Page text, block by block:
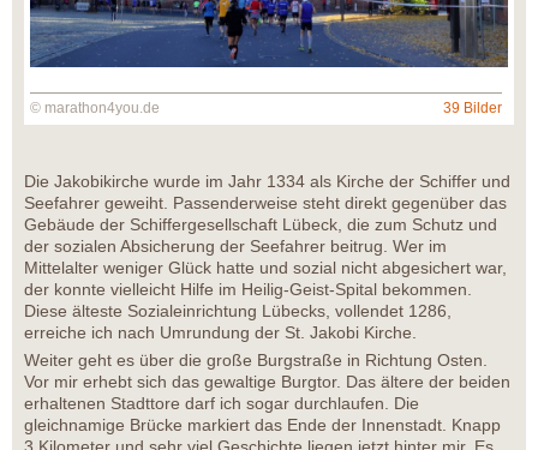
© marathon4you.de 39 Bilder
Die Jakobikirche wurde im Jahr 1334 als Kirche der Schiffer und
Seefahrer geweiht. Passenderweise steht direkt gegenüber das
Gebäude der Schiffergesellschaft Lübeck, die zum Schutz und
der sozialen Absicherung der Seefahrer beitrug. Wer im
Mittelalter weniger Glück hatte und sozial nicht abgesichert war,
der konnte vielleicht Hilfe im Heilig-Geist-Spital bekommen.
Diese älteste Sozialeinrichtung Lübecks, vollendet 1286,
erreiche ich nach Umrundung der St. Jakobi Kirche.
Weiter geht es über die große Burgstraße in Richtung Osten.
Vor mir erhebt sich das gewaltige Burgtor. Das ältere der beiden
erhaltenen Stadttore darf ich sogar durchlaufen. Die
gleichnamige Brücke markiert das Ende der Innenstadt. Knapp